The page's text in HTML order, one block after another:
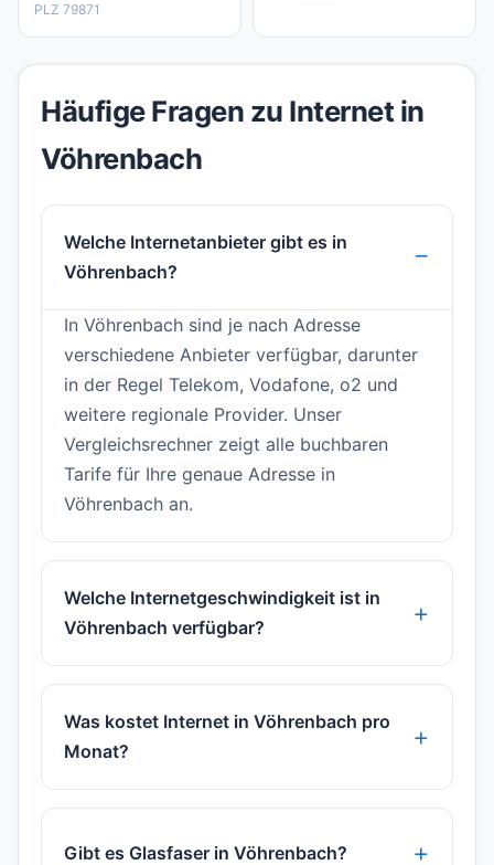
PLZ 79871
Häufige Fragen zu Internet in
Vöhrenbach
Welche Internetanbieter gibt es in
Vöhrenbach?
In Vöhrenbach sind je nach Adresse
verschiedene Anbieter verfügbar, darunter
in der Regel Telekom, Vodafone, o2 und
weitere regionale Provider. Unser
Vergleichsrechner zeigt alle buchbaren
Tarife für Ihre genaue Adresse in
Vöhrenbach an.
Welche Internetgeschwindigkeit ist in
Vöhrenbach verfügbar?
Was kostet Internet in Vöhrenbach pro
Monat?
Gibt es Glasfaser in Vöhrenbach?